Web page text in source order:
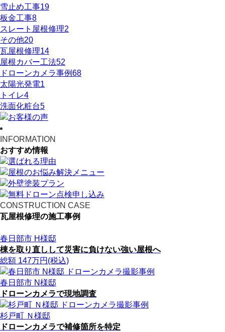
雪止め工事19
板金工事8
スレート屋根修理2
その他20
瓦屋根修理14
屋根カバー工法52
ドローンカメラ事例68
太陽光発電1
トイレ4
洗面化粧台5
INFORMATION
おすすめ情報
CONSTRUCTION CASE
瓦屋根修理の施工事例
春日部市 H様邸
棟を取り直しして災害に負けない強い屋根へ
総額 147万円(税込)
春日部市 N様邸
ドローンカメラで現地調査
杉戸町 Ｎ様邸
ドローンカメラで補修箇所を特定